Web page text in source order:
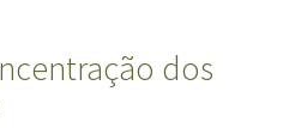
dos